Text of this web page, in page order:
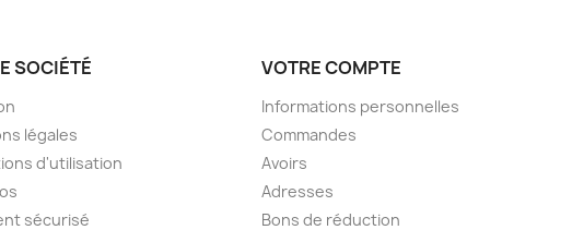
SOCIÉTÉ
légales
d'utilisation
sécurisé
VOTRE COMPTE
Informations personnelles
Commandes
Avoirs
Adresses
Bons de réduction